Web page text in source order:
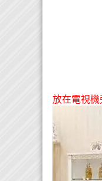
放在電視機